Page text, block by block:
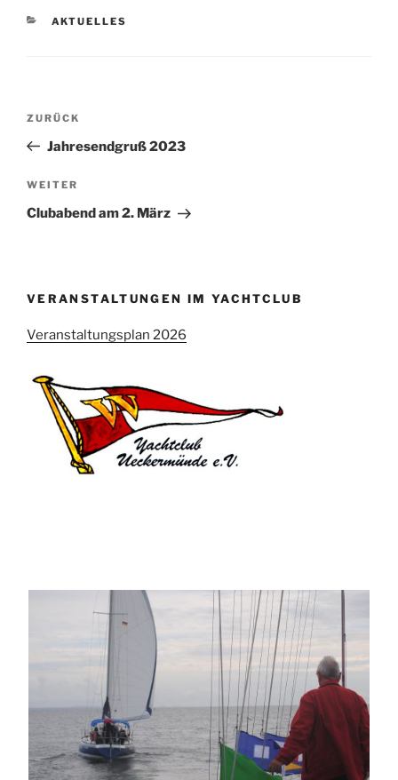
KATEGORIEN
AKTUELLES
Beitragsnavigation
Vorheriger
Beitrag
ZURÜCK
Jahresendgruß 2023
Nächster
Beitrag
WEITER
Clubabend am 2. März
VERANSTALTUNGEN IM YACHTCLUB
Veranstaltungsplan 2026